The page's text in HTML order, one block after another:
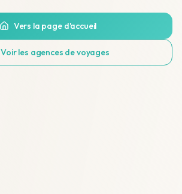
Vers la page d'accueil
Voir les agences de voyages